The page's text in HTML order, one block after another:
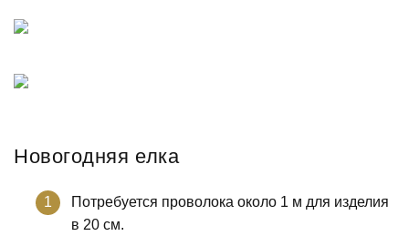
Новогодняя елка
Потребуется проволока около 1 м для изделия
в 20 см.